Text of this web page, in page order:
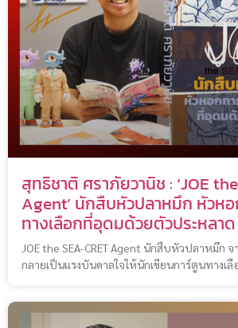
สุทธิชาติ ศราภัยวานิช : ‘JOE
Agent’ นักสืบหัวปลาหมึก หัวห
ทางเลือกที่อุดมด้วยตัวประหลาด
JOE the SEA-CRET Agent นักสืบหัวปลาหมึก
กลายเป็นแรงบันดาลใจให้นักเขียนการ์ตูนทางเ